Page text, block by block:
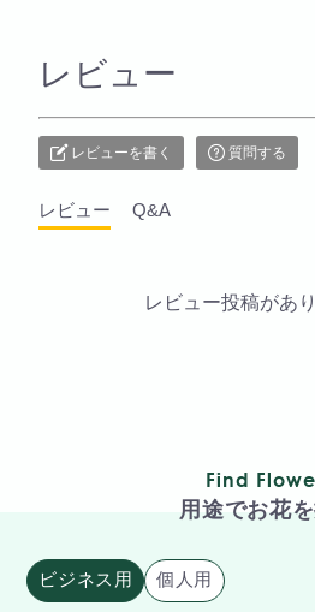
レビュー
レビューを書く 質問する
レビュー Q&A
レビュー投稿があ
Find
用途でお花
ビジネス用 個人用